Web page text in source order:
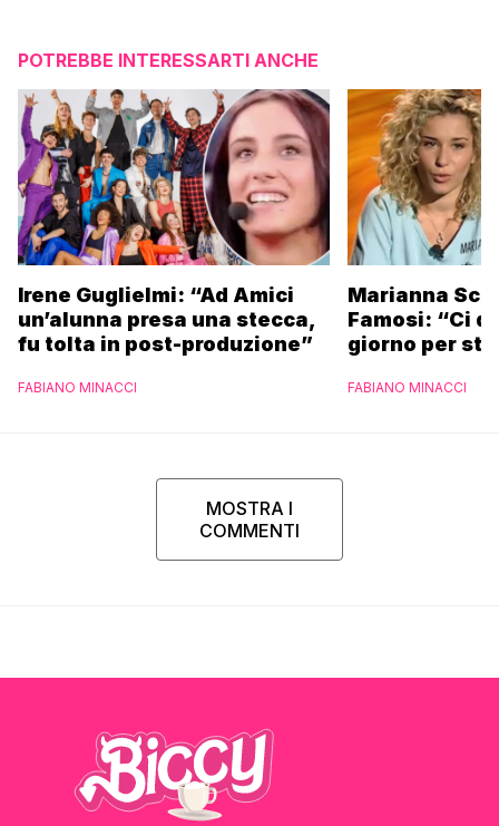
POTREBBE INTERESSARTI ANCHE
Irene Guglielmi: “Ad Amici
un’alunna presa una stecca,
fu tolta in post-produzione”
FABIANO MINACCI
Marianna
Famosi: “Ci
giorno per
FABIANO MINACCI
MOSTRA I
COMMENTI